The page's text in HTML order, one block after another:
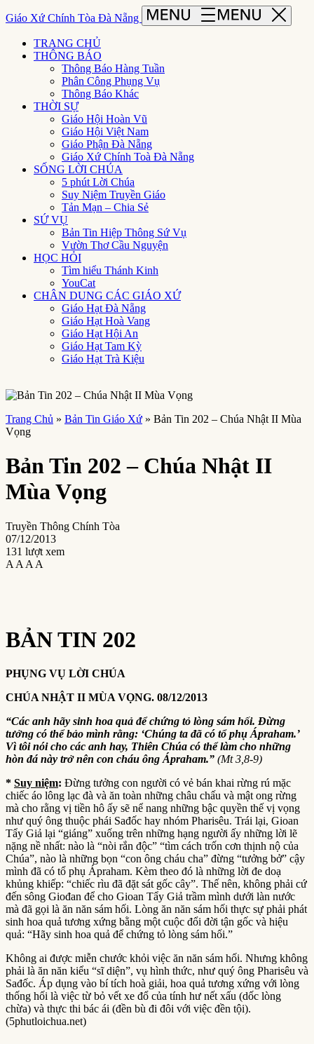
Giáo Xứ Chính Tòa Đà Nẵng
TRANG CHỦ
THÔNG BÁO
Thông Báo Hàng Tuần
Phân Công Phụng Vụ
Thông Báo Khác
THỜI SỰ
Giáo Hội Hoàn Vũ
Giáo Hội Việt Nam
Giáo Phận Đà Nẵng
Giáo Xứ Chính Toà Đà Nẵng
SỐNG LỜI CHÚA
5 phút Lời Chúa
Suy Niệm Truyền Giáo
Tản Mạn – Chia Sẻ
SỨ VỤ
Bản Tin Hiệp Thông Sứ Vụ
Vườn Thơ Cầu Nguyện
HỌC HỎI
Tìm hiểu Thánh Kinh
YouCat
CHÂN DUNG CÁC GIÁO XỨ
Giáo Hạt Đà Nẵng
Giáo Hạt Hoà Vang
Giáo Hạt Hội An
Giáo Hạt Tam Kỳ
Giáo Hạt Trà Kiệu
Trang Chủ » Bản Tin Giáo Xứ » Bản Tin 202 – Chúa Nhật II Mùa
Vọng
Bản Tin 202 – Chúa Nhật II
Mùa Vọng
Truyền Thông Chính Tòa
07/12/2013
131 lượt xem
A A A A
BẢN TIN 202
PHỤNG VỤ LỜI CHÚA
CHÚA NHẬT II MÙA VỌNG. 08/12/2013
“Các anh hãy sinh hoa quả để chứng tỏ lòng sám hối. Đừng
tưởng có thể bảo mình rằng: ‘Chúng ta đã có tổ phụ Ápraham.’
Vì tôi nói cho các anh hay, Thiên Chúa có thể làm cho những
hòn đá này trở nên con cháu ông Ápraham.” (Mt 3,8-9)
* Suy niệm: Đừng tưởng con người có vẻ bán khai rừng rú mặc
chiếc áo lông lạc đà và ăn toàn những châu chấu và mật ong rừng
mà cho rằng vị tiền hô ấy sẽ nể nang những bậc quyền thế vị vọng
như quý ông thuộc phái Sađốc hay nhóm Pharisêu. Trái lại, Gioan
Tẩy Giả lại “giáng” xuống trên những hạng người ấy những lời lẽ
nặng nề nhất: nào là “nòi rắn độc” “tìm cách trốn cơn thịnh nộ của
Chúa”, nào là những bọn “con ông cháu cha” đừng “tưởng bở” cậy
mình đã có tổ phụ Ápraham. Kèm theo đó là những lời đe doạ
khủng khiếp: “chiếc rìu đã đặt sát gốc cây”. Thế nên, không phải cứ
đến sông Giođan để cho Gioan Tẩy Giả trầm mình dưới làn nước
mà đã gọi là ăn năn sám hối. Lòng ăn năn sám hối thực sự phải phát
sinh hoa quả tương xứng bằng một cuộc đổi đời tận gốc và hiệu
quả: “Hãy sinh hoa quả để chứng tỏ lòng sám hối.”
Không ai được miễn chước khỏi việc ăn năn sám hối. Nhưng không
phải là ăn năn kiểu “sĩ diện”, vụ hình thức, như quý ông Pharisêu và
Sađốc. Áp dụng vào bí tích hoà giải, hoa quả tương xứng với lòng
thống hối là việc từ bỏ vết xe đổ của tính hư nết xấu (dốc lòng
chừa) và thực thi bác ái (đền bù đi đôi với việc đền tội).
(5phutloichua.net)